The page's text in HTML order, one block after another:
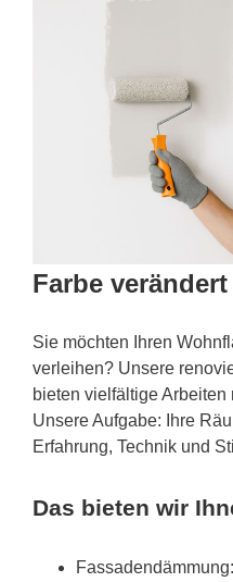
Farbe
Sie möchten Ihren
verleihen? Unsere
bieten vielfältige Arbeiten
Unsere Aufgabe: Ihre
Erfahrung, Technik und
Das bieten wir